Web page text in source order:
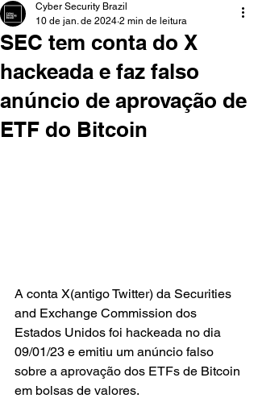
SEC tem conta do X
hackeada e faz falso
anúncio de aprovação de
ETF do Bitcoin
Cyber Security Brazil
10 de jan. de 2024 2 min de leitura
A conta X(antigo Twitter) da Securities
and Exchange Commission dos
Estados Unidos foi hackeada no dia
09/01/23 e emitiu um anúncio falso
sobre a aprovação dos ETFs de Bitcoin
em bolsas de valores.